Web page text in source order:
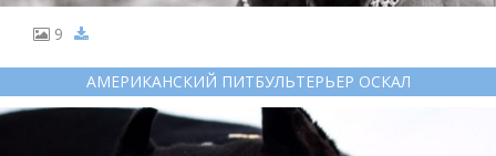
9
АМЕРИКАНСКИЙ ПИТБУЛЬТЕРЬЕР ОСКАЛ